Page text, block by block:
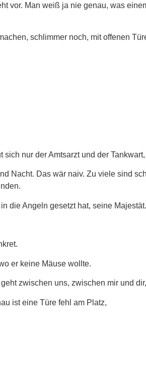
vor. Man weiß ja nie genau, was
schlimmer noch, mit offenen
nur der Amtsarzt und der
Nacht. Das wär naiv. Zu viele sind
die Angeln gesetzt hat, seine Majestät.
er keine Mäuse wollte.
zwischen uns, zwischen mir und
ist eine Türe fehl am Platz,